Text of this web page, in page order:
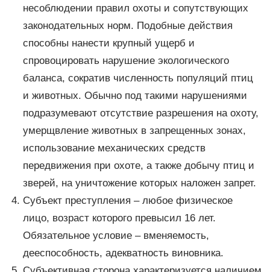
несоблюдении правил охоты и сопутствующих
законодательных норм. Подобные действия
способны нанести крупный ущерб и
спровоцировать нарушение экологического
баланса, сократив численность популяций птиц
и животных. Обычно под такими нарушениями
подразумевают отсутствие разрешения на охоту,
умерщвление животных в запрещенных зонах,
использование механических средств
передвижения при охоте, а также добычу птиц и
зверей, на уничтожение которых наложен запрет.
Субъект преступления – любое физическое
лицо, возраст которого превысил 16 лет.
Обязательное условие – вменяемость,
дееспособность, адекватность виновника.